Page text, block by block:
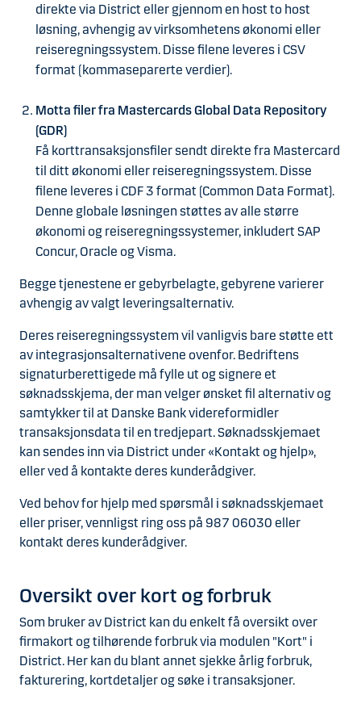
direkte via District eller gjennom en host to host
løsning, avhengig av virksomhetens økonomi eller
reiseregningssystem. Disse filene leveres i CSV
format (kommaseparerte verdier).
Motta filer fra Mastercards Global Data Repository
(GDR)
Få korttransaksjonsfiler sendt direkte fra Mastercard
til ditt økonomi eller reiseregningssystem. Disse
filene leveres i CDF 3 format (Common Data Format).
Denne globale løsningen støttes av alle større
økonomi og reiseregningssystemer, inkludert SAP
Concur, Oracle og Visma.
Begge tjenestene er gebyrbelagte, gebyrene varierer
avhengig av valgt leveringsalternativ.
Deres reiseregningssystem vil vanligvis bare støtte ett
av integrasjonsalternativene ovenfor. Bedriftens
signaturberettigede må fylle ut og signere et
søknadsskjema, der man velger ønsket fil alternativ og
samtykker til at Danske Bank videreformidler
transaksjonsdata til en tredjepart. Søknadsskjemaet
kan sendes inn via District under «Kontakt og hjelp»,
eller ved å kontakte deres kunderådgiver.
Ved behov for hjelp med spørsmål i søknadsskjemaet
eller priser, vennligst ring oss på 987 06030 eller
kontakt deres kunderådgiver.
Oversikt over kort og forbruk
Som bruker av District kan du enkelt få oversikt over
firmakort og tilhørende forbruk via modulen "Kort" i
District. Her kan du blant annet sjekke årlig forbruk,
fakturering, kortdetaljer og søke i transaksjoner.